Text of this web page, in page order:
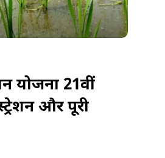
योजना 21वीं
और पूरी